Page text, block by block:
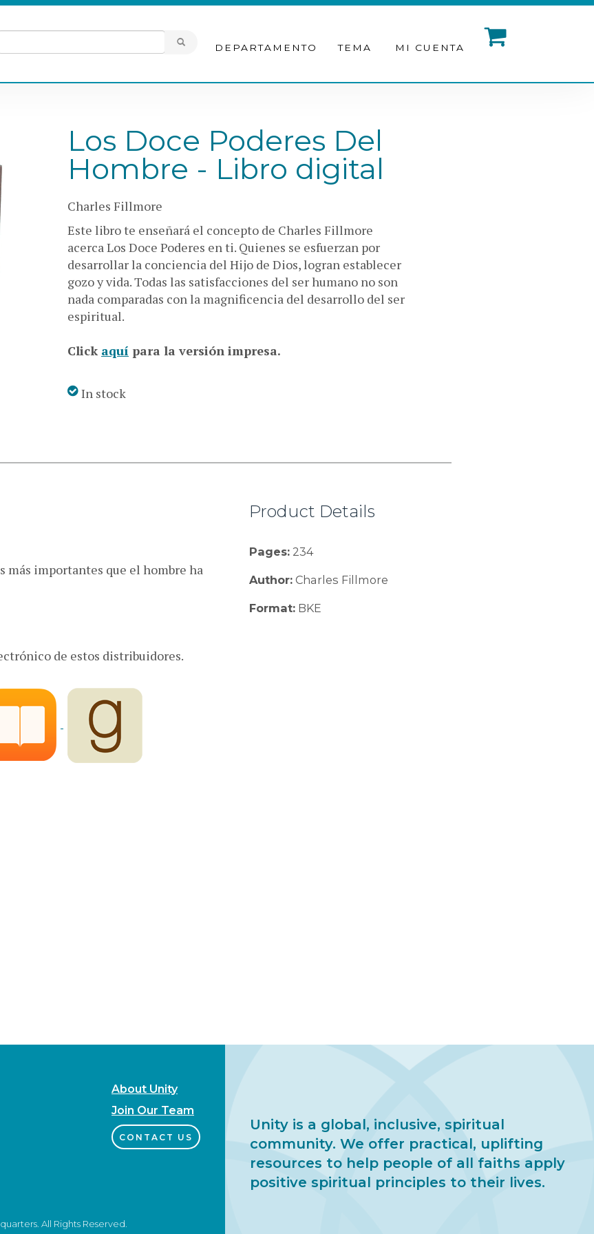
DEPARTAMENTO TEMA MI CUENTA
Los Doce Poderes Del
Hombre - Libro digital
Charles Fillmore
Este libro te enseñará el concepto de Charles Fillmore
acerca Los Doce Poderes en ti. Quienes se esfuerzan por
desarrollar la conciencia del Hijo de Dios, logran establecer
gozo y vida. Todas las satisfacciones del ser humano no son
nada comparadas con la magnificencia del desarrollo del ser
espiritual.
Click aquí para la versión impresa.
In stock
más importantes que el hombre ha
de estos distribuidores.
Product Details
Pages: 234
Author: Charles Fillmore
Format: BKE
About Unity
Join Our Team
CONTACT US
All Rights Reserved.
Unity is a global, inclusive, spiritual
community. We offer practical, uplifting
resources to help people of all faiths apply
positive spiritual principles to their lives.